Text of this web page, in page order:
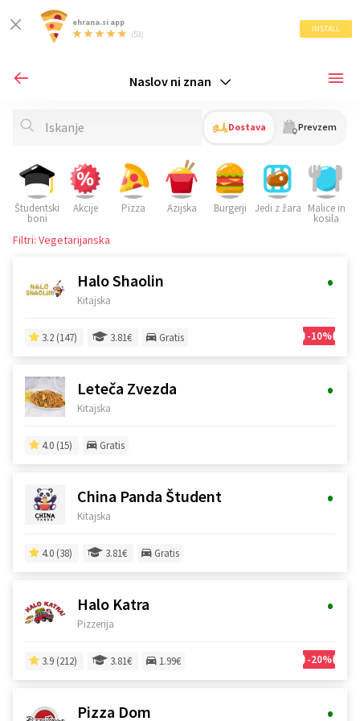
ehrana.si app
(53)
INSTALL
Naslov ni znan
Dostava Prevzem
Študentski
boni
Akcije Pizza Azijska Burgerji Jedi z žara Malice in
kosila
Filtri: Vegetarijanska
Halo Shaolin •
Kitajska
3.2 (147) 3.81€ Gratis -10%
Leteča Zvezda •
Kitajska
4.0 (15) Gratis
China Panda Študent •
Kitajska
4.0 (38) 3.81€ Gratis
Halo Katra •
Pizzerija
3.9 (212) 3.81€ 1.99€ -20%
Pizza Dom •